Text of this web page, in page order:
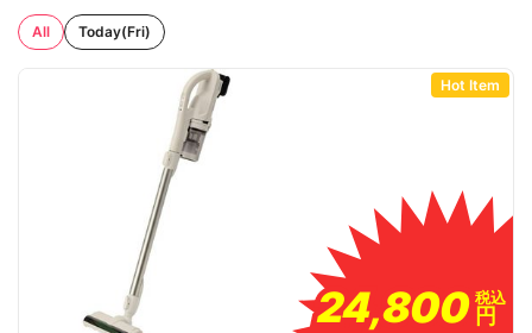
All Today(Fri)
Hot Item
24,800
24,800税込
税込
円
円